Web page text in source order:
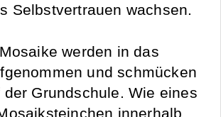
Selbstvertrauen wachsen.
werden in das
und schmücken
Grundschule. Wie eines
innerhalb